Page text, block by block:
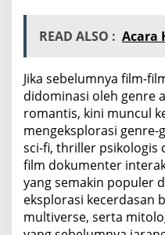
READ ALSO : Acara
Jika sebelumnya film-
didominasi oleh genre
romantis, kini muncul
mengeksplorasi
sci-fi, thriller psikologis
film dokumenter
yang semakin populer
eksplorasi kecerdasan
multiverse, serta